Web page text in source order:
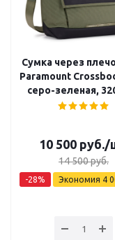
Сумка через
Paramount
серо-зеленая,
10 500 руб./
14 500руб.
-28% Экономия 4